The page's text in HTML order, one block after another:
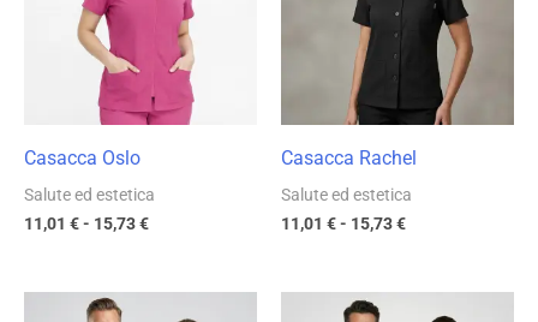
Casacca Oslo
Salute ed estetica
11,01 €- 15,73€
15,73 €
Casacca Rachel
Salute ed estetica
11,01 €- 15,73€
15,73 €